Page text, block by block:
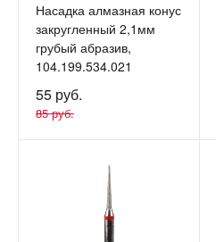
Насадка алмазная конус
закругленный 2,1мм
грубый абразив,
104.199.534.021
55 руб.
85 руб.